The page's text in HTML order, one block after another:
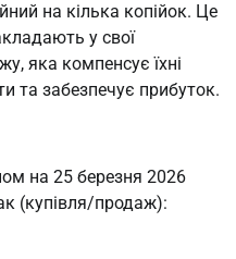
на кілька копійок. Це
у свої
яка компенсує їхні
та забезпечує прибуток.
на 25 березня 2026
(купівля/продаж):